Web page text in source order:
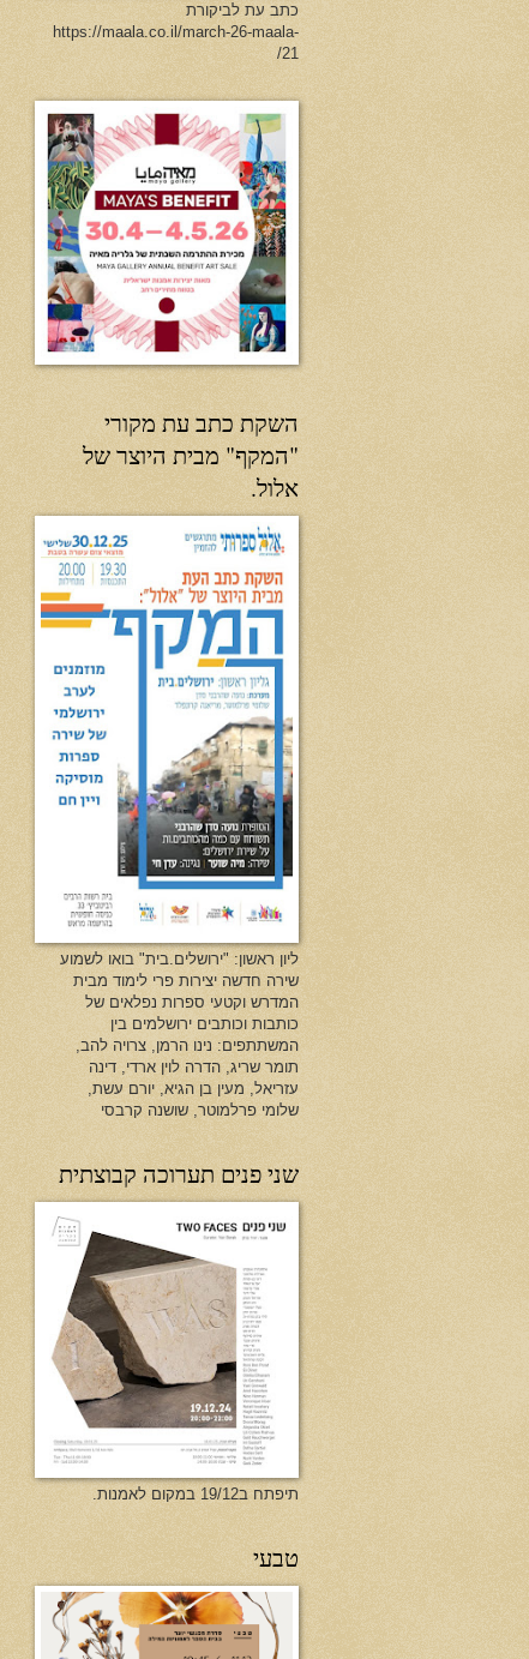
כתב עת לביקורת
https://maala.co.il/march-26-maala-
21/
השקת כתב עת מקורי
"המקף" מבית היוצר של
אלול.
ליון ראשון: "ירושלים.בית" בואו לשמוע
שירה חדשה יצירות פרי לימוד מבית
המדרש וקטעי ספרות נפלאים של
כותבות וכותבים ירושלמים בין
המשתתפים: נינו הרמן, צרויה להב,
תומר שריג, הדרה לוין ארדי, דינה
עזריאל, מעין בן הגיא, יורם עשת,
שלומי פרלמוטר, שושנה קרבסי
שני פנים תערוכה קבוצתית
תיפתח ב19/12 במקום לאמנות.
טבעי